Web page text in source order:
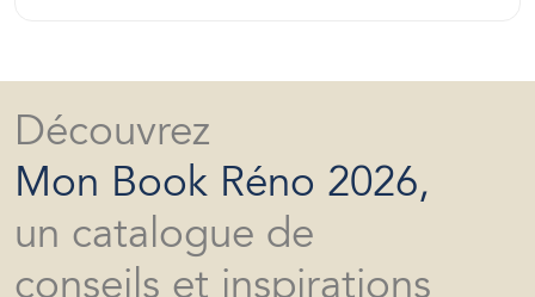
Découvrez
Mon Book Réno 2026,
un catalogue de
conseils et inspirations